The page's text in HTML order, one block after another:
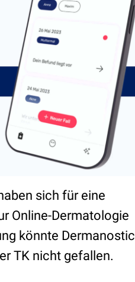
sich für eine
Online-Dermatologie
könnte Dermanostic
TK nicht gefallen.